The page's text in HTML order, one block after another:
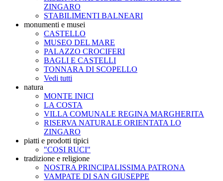
ZINGARO
STABILIMENTI BALNEARI
monumenti e musei
CASTELLO
MUSEO DEL MARE
PALAZZO CROCIFERI
BAGLI E CASTELLI
TONNARA DI SCOPELLO
Vedi tutti
natura
MONTE INICI
LA COSTA
VILLA COMUNALE REGINA MARGHERITA
RISERVA NATURALE ORIENTATA LO
ZINGARO
piatti e prodotti tipici
"COSI RUCI"
tradizione e religione
NOSTRA PRINCIPALISSIMA PATRONA
VAMPATE DI SAN GIUSEPPE